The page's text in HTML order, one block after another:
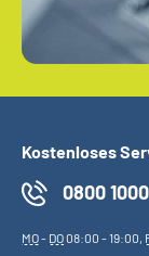
Kostenloses
0800
MO- DO08:00 - 19:00,